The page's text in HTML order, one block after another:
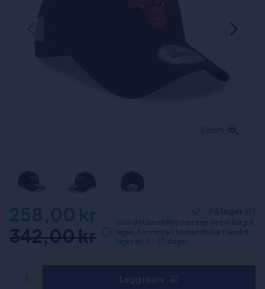
Zoom
258,00 kr
342,00 kr
På lager
Hvis det bestilles mer enn det vi har på
lager, forventet forsendelse fra vårt
lager er: 3 - 10 dager